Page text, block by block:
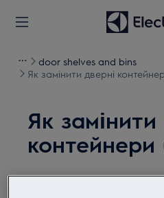
door shelves and bins
Як замінити дверні
Як замінити
контейнери
Рішення